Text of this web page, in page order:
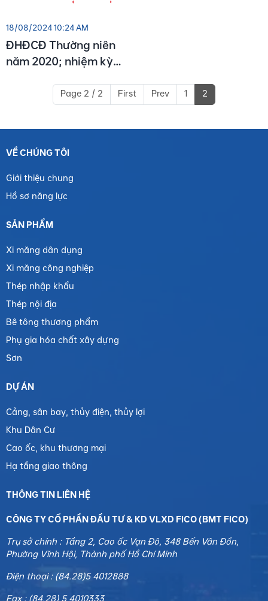
18/08/2024 10:24 AM
ĐHĐCĐ Thường niên
năm 2020; nhiệm kỳ
Page 2 / 2 First Prev 1 2
VỀ CHÚNG TÔI
Giới thiệu chung
Hồ sơ năng lực
SẢN PHẨM
Xi măng dân dụng
Xi măng công nghiệp
Thép nhập khẩu
Thép nội địa
Bê tông thương phẩm
Phụ gia hóa chất xây dựng
Sơn
DỰ ÁN
Cảng, sân bay, thủy điện, thủy lợi
Khu Dân Cư
Cao ốc, khu thương mại
Hạ tầng giao thông
THÔNG TIN LIÊN HỆ
CÔNG TY CỔ PHẦN ĐẦU TƯ & KD VLXD FICO (BMT FICO)
Trụ sở chính : Tầng 2, Cao ốc Vạn Đô, 348 Bến Vân Đồn,
Phường Vĩnh Hội, Thành phố Hồ Chí Minh
Điện thoại : (84.28)5 4012888
Fax : (84.28) 5 4010333